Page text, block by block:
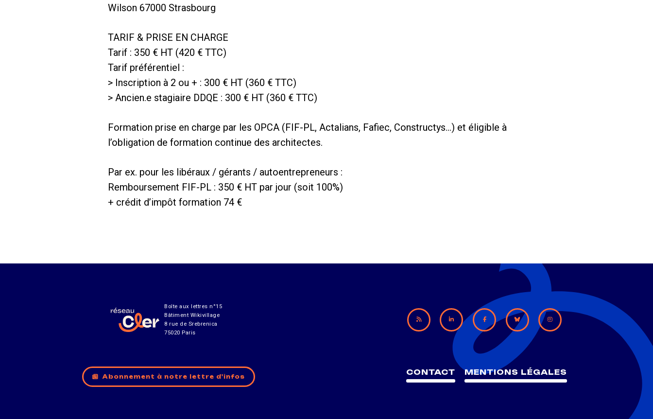
Wilson 67000 Strasbourg
TARIF & PRISE EN CHARGE
Tarif : 350 € HT (420 € TTC)
Tarif préférentiel :
> Inscription à 2 ou + : 300 € HT (360 € TTC)
> Ancien.e stagiaire DDQE : 300 € HT (360 € TTC)
Formation prise en charge par les OPCA (FIF-PL, Actalians, Fafiec, Constructys…) et éligible à
l’obligation de formation continue des architectes.
Par ex. pour les libéraux / gérants / autoentrepreneurs :
Remboursement FIF-PL : 350 € HT par jour (soit 100%)
+ crédit d’impôt formation 74 €
Boîte aux lettres n°15
Bâtiment Wikivillage
8 rue de Srebrenica
75020 Paris
Abonnement à notre lettre d'infos CONTACT MENTIONS LÉGALES